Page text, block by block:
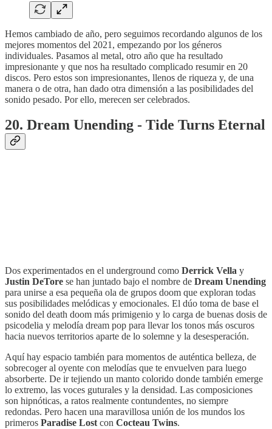
Hemos cambiado de año, pero seguimos recordando algunos de los
mejores momentos del 2021, empezando por los géneros
individuales. Pasamos al metal, otro año que ha resultado
impresionante y que nos ha resultado complicado resumir en 20
discos. Pero estos son impresionantes, llenos de riqueza y, de una
manera o de otra, han dado otra dimensión a las posibilidades del
sonido pesado. Por ello, merecen ser celebrados.
20. Dream Unending - Tide Turns Eternal
Dos experimentados en el underground como Derrick Vella y
Justin DeTore se han juntado bajo el nombre de Dream Unending
para unirse a esa pequeña ola de grupos doom que exploran todas
sus posibilidades melódicas y emocionales. El dúo toma de base el
sonido del death doom más primigenio y lo carga de buenas dosis de
psicodelia y melodía dream pop para llevar los tonos más oscuros
hacia nuevos territorios aparte de lo solemne y la desesperación.
Aquí hay espacio también para momentos de auténtica belleza, de
sobrecoger al oyente con melodías que te envuelven para luego
absorberte. De ir tejiendo un manto colorido donde también emerge
lo extremo, las voces guturales y la densidad. Las composiciones
son hipnóticas, a ratos realmente contundentes, no siempre
redondas. Pero hacen una maravillosa unión de los mundos los
primeros Paradise Lost con Cocteau Twins.